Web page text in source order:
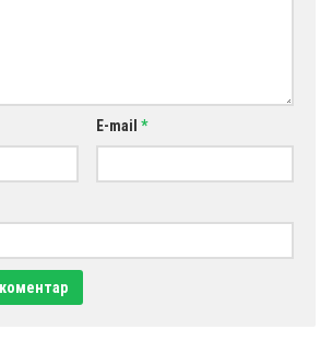
E-mail *